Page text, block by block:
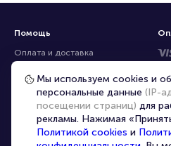
Помощь
Оплата и доставка
Частые вопросы
Перепродажа билетов
Организаторам
Корпоративным клиентам
Мы используем cookies и
персональные данные (IP-
посещении страниц) для
рекламы. Нажимая
Политикой cookies и